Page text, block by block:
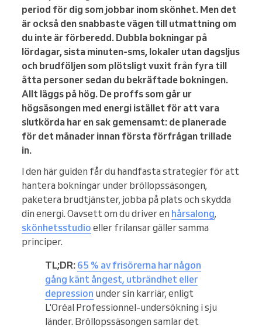
period för dig som jobbar inom skönhet. Men det
är också den snabbaste vägen till utmattning om
du inte är förberedd. Dubbla bokningar på
lördagar, sista minuten-sms, lokaler utan dagsljus
och brudföljen som plötsligt vuxit från fyra till
åtta personer sedan du bekräftade bokningen.
Allt läggs på hög. De proffs som går ur
högsäsongen med energi istället för att vara
slutkörda har en sak gemensamt: de planerade
för det månader innan första förfrågan trillade
in.
I den här guiden får du handfasta strategier för att
hantera bokningar under bröllopssäsongen,
paketera brudtjänster, jobba på plats och skydda
din energi. Oavsett om du driver en hårsalong,
skönhetsstudio eller frilansar gäller samma
principer.
TL;DR: 65 % av frisörerna har någon
gång känt ångest, utbrändhet eller
depression under sin karriär, enligt
L'Oréal Professionnel-undersökning i sju
länder. Bröllopssäsongen samlar det